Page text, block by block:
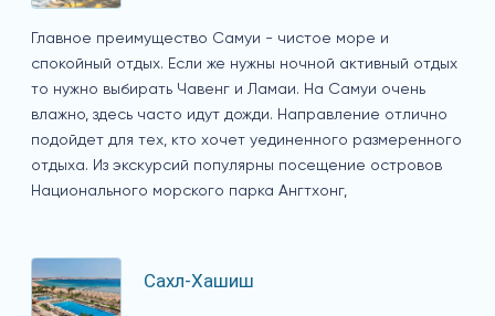
Главное преимущество Самуи - чистое море и
спокойный отдых. Если же нужны ночной активный отдых
то нужно выбирать Чавенг и Ламаи. На Самуи очень
влажно, здесь часто идут дожди. Направление отлично
подойдет для тех, кто хочет уединенного размеренного
отдыха. Из экскурсий популярны посещение островов
Национального морского парка Ангтхонг,
Сахл-Хашиш